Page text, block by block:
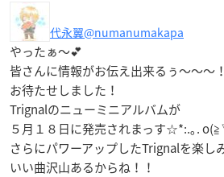
代永翼@numanumakapa
やったぁ〜💕
皆さんに情報がお伝え出来るぅ〜〜〜
お待たせしました！
Trignalのニューミニアルバムが
５月１８日に発売されまっす☆*:.｡.
さらにパワーアップしたTrignalを楽
いい曲沢山あるからね！！